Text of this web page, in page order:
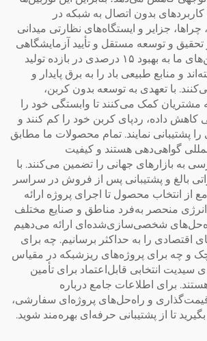
کاربردهای بدون اتصال به شبکه در
چراها، جزایر و ایستگاه‌های نظارتی میدانی
تحقیق و توسعه مستقل و تأیید آزمایشگاهی
در سطح ملی، توربین‌های ما به بهبود ۱۵ درصدی در بازده تولید
و منابع طبیعی باد را به برق پایدار و
با تعهدی به توسعه بدون کربن،
مشتریان کمک می‌کنند تا وابستگی خود را
داده، ردپای کربن خود را کم کنند و
را پشتیبانی نمایند. تمام محصولات ما مطابق
گواهی‌دهی هستند و کیفیت
به بازارهای جهانی را تضمین می‌کنند. با
بالغ و پشتیبانی پس از فروش در سراسر
از انتخاب محصول تا اجرای پروژه ارائه
انرژی منحصر به‌فرد مناطق و صنایع مختلف
شخصی‌سازی‌شده‌ای ارائه می‌دهیم
اقتصادی را به حداکثر برسانیم. چه برای
و چه برای پروژه‌های ریزشبکه در مقیاس
سیدیت انتخابی قابل‌اعتماد برای تأمین
برای اطلاعات جامع درباره
و راه‌حل‌های پروژه‌ای سفارشی،
تا از پشتیبانی حرفه‌ای بهره‌مند شوید.